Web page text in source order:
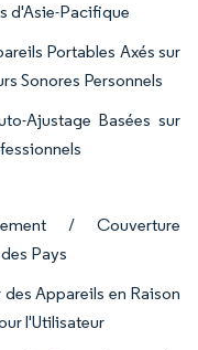
d'Asie-Pacifique
Portables Axés sur
Sonores Personnels
Ajustage Basées sur
/ Couverture
Pays
Appareils en Raison
l'Utilisateur